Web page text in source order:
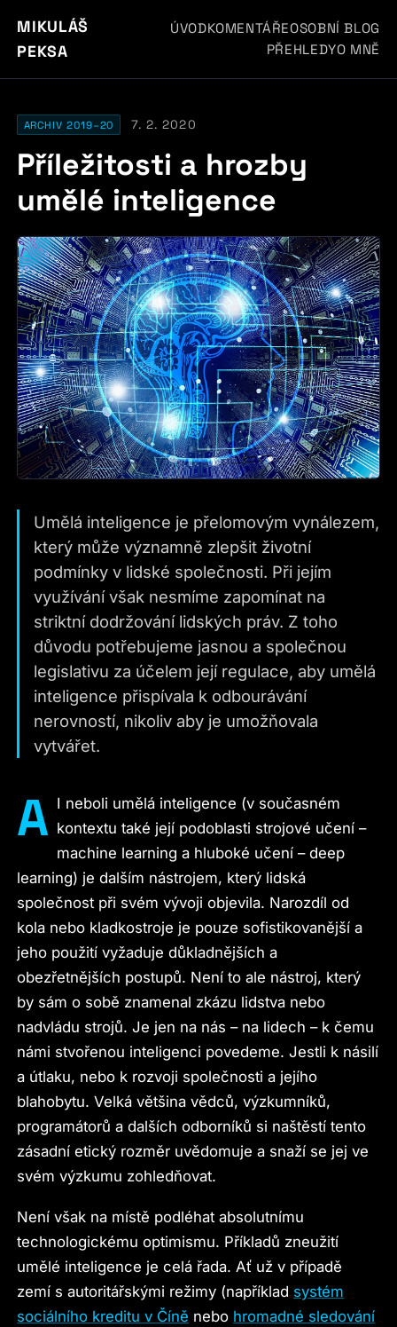
MIKULÁŠ
PEKSA
ÚVODKOMENTÁŘEOSOBNÍ BLOG
PŘEHLEDYO MNĚ
ARCHIV 2019–20 7. 2. 2020
Příležitosti a hrozby
umělé inteligence
Umělá inteligence je přelomovým vynálezem,
který může významně zlepšit životní
podmínky v lidské společnosti. Při jejím
využívání však nesmíme zapomínat na
striktní dodržování lidských práv. Z toho
důvodu potřebujeme jasnou a společnou
legislativu za účelem její regulace, aby umělá
inteligence přispívala k odbourávání
nerovností, nikoliv aby je umožňovala
vytvářet.
A I neboli umělá inteligence (v současném
kontextu také její podoblasti strojové učení –
machine learning a hluboké učení – deep
learning) je dalším nástrojem, který lidská
společnost při svém vývoji objevila. Narozdíl od
kola nebo kladkostroje je pouze sofistikovanější a
jeho použití vyžaduje důkladnějších a
obezřetnějších postupů. Není to ale nástroj, který
by sám o sobě znamenal zkázu lidstva nebo
nadvládu strojů. Je jen na nás – na lidech – k čemu
námi stvořenou inteligenci povedeme. Jestli k násilí
a útlaku, nebo k rozvoji společnosti a jejího
blahobytu. Velká většina vědců, výzkumníků,
programátorů a dalších odborníků si naštěstí tento
zásadní etický rozměr uvědomuje a snaží se jej ve
svém výzkumu zohledňovat.
Není však na místě podléhat absolutnímu
technologickému optimismu. Příkladů zneužití
umělé inteligence je celá řada. Ať už v případě
zemí s autoritářskými režimy (například systém
sociálního kreditu v Číně nebo hromadné sledování